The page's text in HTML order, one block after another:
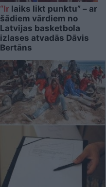
“Irlaiks likt punktu” – ar
šādiem vārdiem no
Latvijas basketbola
izlases atvadās Dāvis
Bertāns